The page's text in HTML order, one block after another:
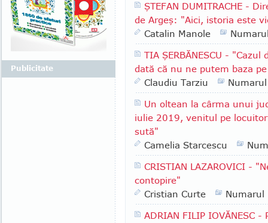
ŞTEFAN DUMITRACHE -
de Argeş: "Aici, istoria este
Catalin Manole
TIA ŞERBĂNESCU -
dată că nu ne putem baza
Claudiu Tarziu
Un oltean la cârma unui
iulie 2019, venitul pe
sută"
Camelia Starcescu
CRISTIAN LAZAROVICI -
contopire"
Cristian Curte
Numarul
ADRIAN FILIP IOVĂNESC
Publicitate